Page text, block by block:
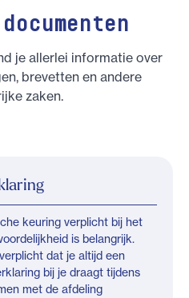
je allerlei informatie over
brevetten en andere
zaken.
keuring verplicht bij het
is belangrijk.
dat je altijd een
bij je draagt tijdens
met de afdeling